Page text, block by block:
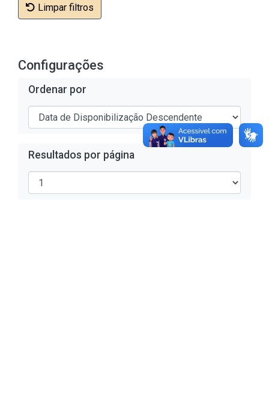
Limpar filtros
Configurações
Ordenar por
Resultados por página